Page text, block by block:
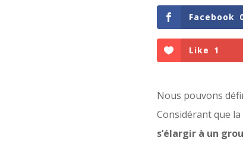
Facebook
Like 1
Nous pouvons
Considérant que
s’élargir à un